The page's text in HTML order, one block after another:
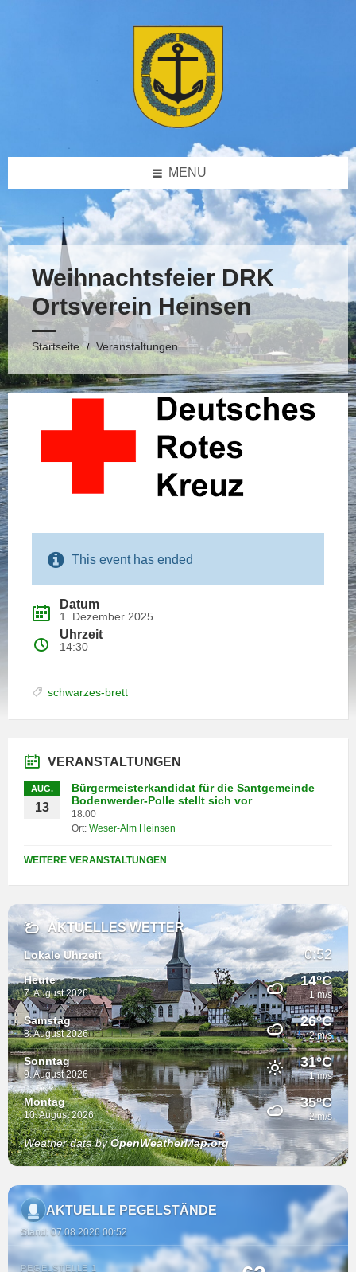
MENU
Weihnachtsfeier DRK
Ortsverein Heinsen
Startseite / Veranstaltungen
This event has ended
1. Dezember 2025
14:30
schwarzes-brett
VERANSTALTUNGEN
AUG.
13
Bürgermeisterkandidat für die Santgemeinde
Bodenwerder-Polle stellt sich vor
18:00
Ort: Weser-Alm Heinsen
WEITERE VERANSTALTUNGEN
AKTUELLES WETTER
Lokale Uhrzeit 0:52
Heute
7. August 2026
14°C
1 m/s
Samstag
8. August 2026
26°C
2 m/s
Sonntag
9. August 2026
31°C
1 m/s
Montag
10. August 2026
35°C
2 m/s
Weather data byOpenWeatherMap.org
AKTUELLE PEGELSTÄNDE
Stand: 07.08.2026 00:52
PEGELSTELLE 1